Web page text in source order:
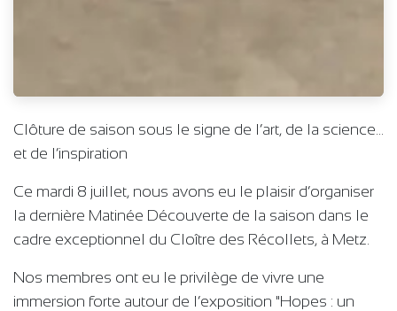
Clôture de saison sous le signe de l’art, de la science…
et de l’inspiration
Ce mardi 8 juillet, nous avons eu le plaisir d’organiser
la dernière Matinée Découverte de la saison dans le
cadre exceptionnel du Cloître des Récollets, à Metz.
Nos membres ont eu le privilège de vivre une
immersion forte autour de l’exposition "Hopes : un